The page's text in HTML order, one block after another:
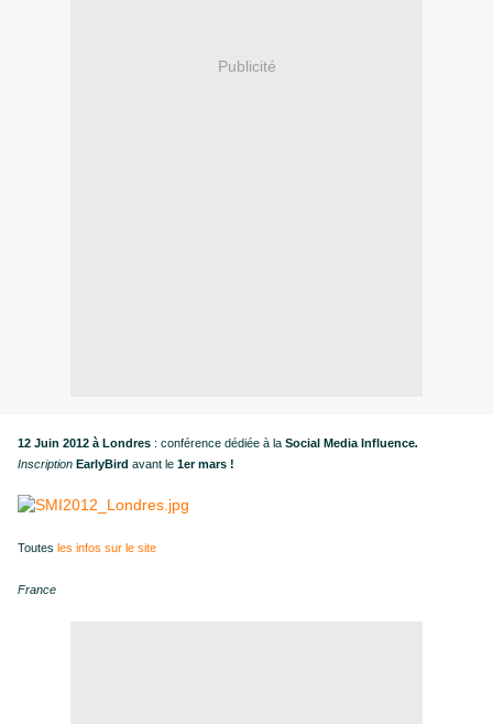
Publicité
12 Juin 2012 à Londres : conférence dédiée à la Social Media Influence.
Inscription EarlyBird avant le 1er mars !
Toutes les infos sur le site
France